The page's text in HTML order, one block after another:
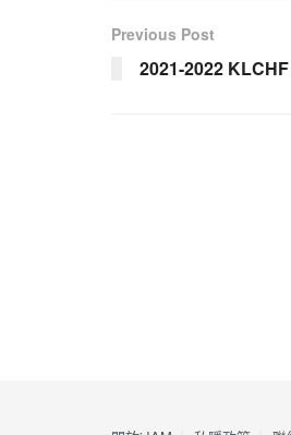
Previous Post
2021-2022